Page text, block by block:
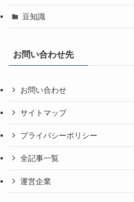
豆知識
お問い合わせ先
お問い合わせ
サイトマップ
プライバシーポリシー
全記事一覧
運営企業